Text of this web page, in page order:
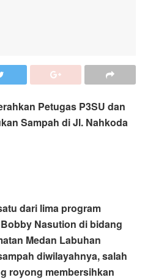
Petugas P3SU dan
Sampah di Jl. Nahkoda
dari lima program
Nasution di bidang
Medan Labuhan
diwilayahnya, salah
royong membersihkan